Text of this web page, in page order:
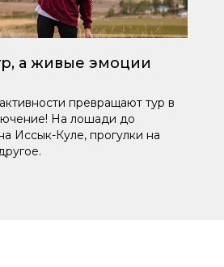
а живые эмоции
превращают тур в
На лошади до
Иссык-Куле, прогулки на